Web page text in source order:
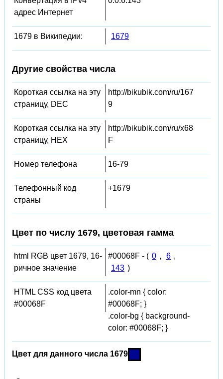
адрес Интернет
1679 в Википедии: 1679
Другие свойства числа
Короткая ссылка на эту
страницу, DEC
http://bikubik.com/ru/167
9
Короткая ссылка на эту
страницу, HEX
http://bikubik.com/ru/x68
F
Номер телефона 16-79
Телефонный код
страны
+1679
Цвет по числу 1679, цветовая гамма
html RGB цвет 1679, 16-
ричное значение
#00068F - ( 0 , 6 ,
143 )
HTML CSS код цвета
#00068F
.color-mn { color:
#00068F; }
.color-bg { background-
color: #00068F; }
Цвет для данного числа 1679